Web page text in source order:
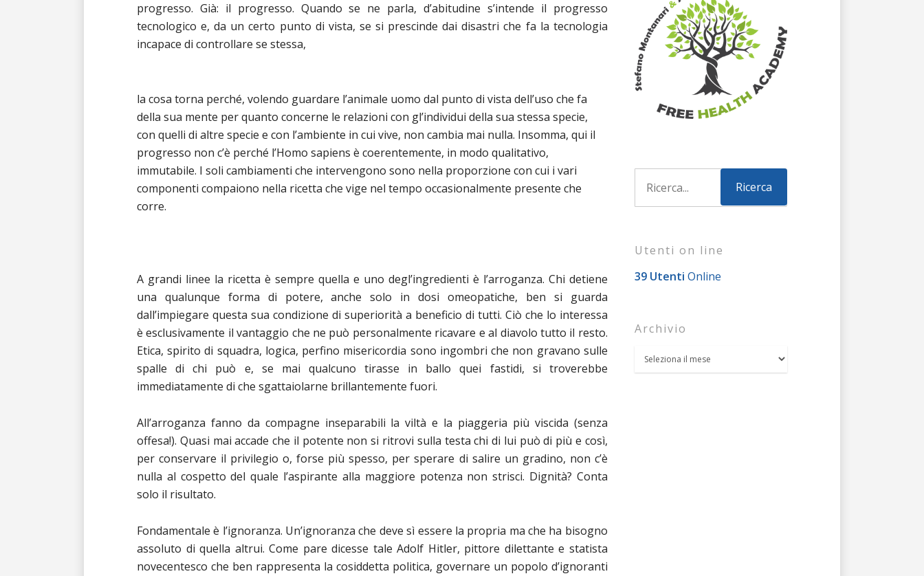
progresso. Già: il progresso. Quando se ne parla, d’abitudine s’intende il progresso
tecnologico e, da un certo punto di vista, se si prescinde dai disastri che fa la tecnologia
incapace di controllare se stessa,
la cosa torna perché, volendo guardare l’animale uomo dal punto di vista dell’uso che fa
della sua mente per quanto concerne le relazioni con gl’individui della sua stessa specie,
con quelli di altre specie e con l’ambiente in cui vive, non cambia mai nulla. Insomma, qui il
progresso non c’è perché l’Homo sapiens è coerentemente, in modo qualitativo,
immutabile. I soli cambiamenti che intervengono sono nella proporzione con cui i vari
componenti compaiono nella ricetta che vige nel tempo occasionalmente presente che
corre.
A grandi linee la ricetta è sempre quella e uno degl’ingredienti è l’arroganza. Chi detiene
una qualunque forma di potere, anche solo in dosi omeopatiche, ben si guarda
dall’impiegare questa sua condizione di superiorità a beneficio di tutti. Ciò che lo interessa
è esclusivamente il vantaggio che ne può personalmente ricavare e al diavolo tutto il resto.
Etica, spirito di squadra, logica, perfino misericordia sono ingombri che non gravano sulle
spalle di chi può e, se mai qualcuno tirasse in ballo quei fastidi, si troverebbe
immediatamente di che sgattaiolarne brillantemente fuori.
All’arroganza fanno da compagne inseparabili la viltà e la piaggeria più viscida (senza
offesa!). Quasi mai accade che il potente non si ritrovi sulla testa chi di lui può di più e così,
per conservare il privilegio o, forse più spesso, per sperare di salire un gradino, non c’è
nulla al cospetto del quale l’aspirante alla maggiore potenza non strisci. Dignità? Conta
solo il risultato.
Fondamentale è l’ignoranza. Un’ignoranza che deve sì essere la propria ma che ha bisogno
assoluto di quella altrui. Come pare dicesse tale Adolf Hitler, pittore dilettante e statista
novecentesco che ben rappresenta la cosiddetta politica, governare un popolo d’ignoranti
Utenti on line
39 Utenti Online
Archivio